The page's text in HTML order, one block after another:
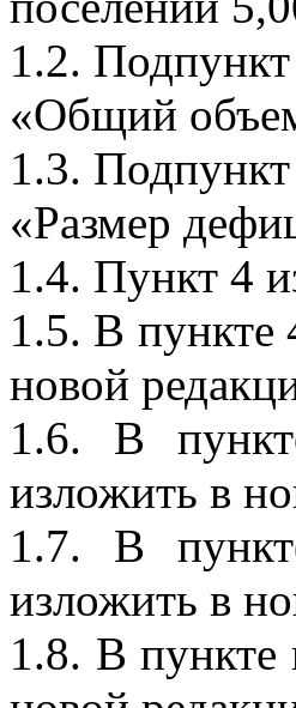
1.2.
«Общий
1.3.
«Размер
1.4. Пункт 4
1.5. В пункте
новой
1.6. В
изложить в
1.7. В
изложить в
1.8. В